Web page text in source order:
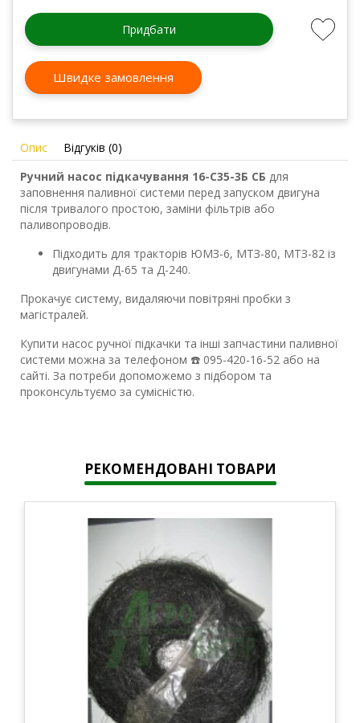
Придбати
Швидке замовлення
Опис
Відгуків (0)
Ручний насос підкачування 16-С35-3Б СБ для
заповнення паливної системи перед запуском двигуна
після тривалого простою, заміни фільтрів або
паливопроводів.
Підходить для тракторів ЮМЗ-6, МТЗ-80, МТЗ-82 із
двигунами Д-65 та Д-240.
Прокачує систему, видаляючи повітряні пробки з
магістралей.
Купити насос ручної підкачки та інші запчастини паливної
системи можна за телефоном ☎️ 095-420-16-52 або на
сайті. За потреби допоможемо з підбором та
проконсультуємо за сумісністю.
РЕКОМЕНДОВАНІ ТОВАРИ